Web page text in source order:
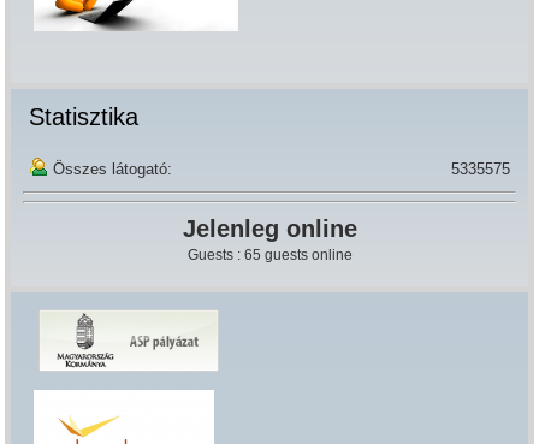
Statisztika
Összes látogató: 5335575
Jelenleg online
Guests : 65 guests online